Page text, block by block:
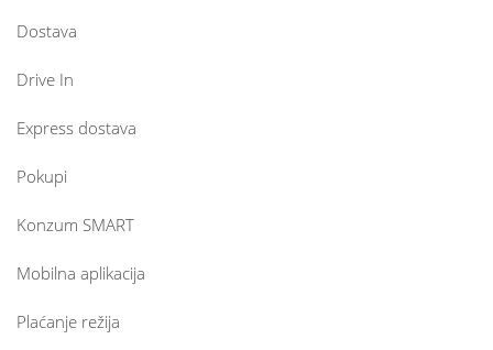
Dostava
Drive In
Express dostava
Pokupi
Konzum SMART
Mobilna aplikacija
Plaćanje režija